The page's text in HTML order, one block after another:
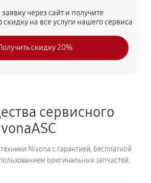
масел
40 минут
кофемашины Nivona Cafe
заявку через сайт и получите
на все услуги нашего сервиса
скидку 20%
сервисного
Nivona с гарантией, бесплатной
оригинальных запчастей.